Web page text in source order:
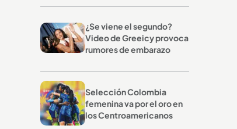
¿Se viene el segundo?
Video de Greeicy provoca
rumores de embarazo
Selección Colombia
femenina va por el oro en
los Centroamericanos